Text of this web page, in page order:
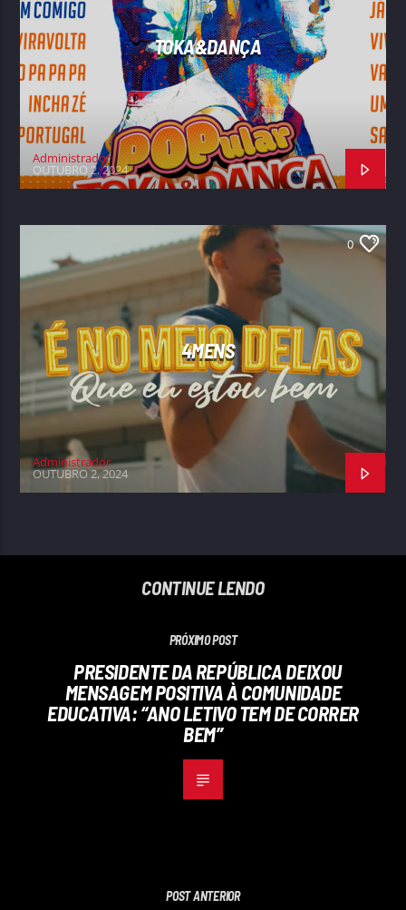
TOKA&DANÇA
Administrador
OUTUBRO 2, 2024
0
4MENS
Administrador
OUTUBRO 2, 2024
CONTINUE LENDO
PRÓXIMO POST
PRESIDENTE DA REPÚBLICA DEIXOU
MENSAGEM POSITIVA À COMUNIDADE
EDUCATIVA: “ANO LETIVO TEM DE CORRER
BEM”
POST ANTERIOR